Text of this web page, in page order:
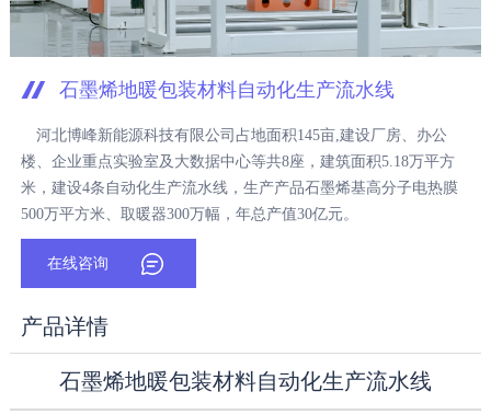
石墨烯地暖包装材料自动化生产流水线
河北博峰新能源科技有限公司占地面积145亩,建设厂房、办公
楼、企业重点实验室及大数据中心等共8座，建筑面积5.18万平方
米，建设4条自动化生产流水线，生产产品石墨烯基高分子电热膜
500万平方米、取暖器300万幅，年总产值30亿元。
在线咨询
产品详情
石墨烯地暖包装材料自动化生产流水线